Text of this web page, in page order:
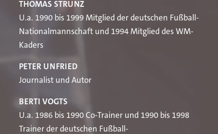
THOMAS STRUNZ
U.a. 1990 bis 1999 Mitglied der deutschen Fußball-
Nationalmannschaft und 1994 Mitglied des WM-
Kaders
PETER UNFRIED
Journalist und Autor
BERTI VOGTS
U.a. 1986 bis 1990 Co-Trainer und 1990 bis 1998
Trainer der deutschen Fußball-